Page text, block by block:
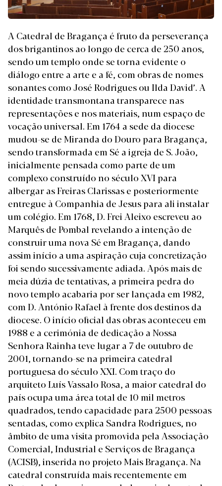
A Catedral de Bragança é fruto da perseverança
dos brigantinos ao longo de cerca de 250 anos,
sendo um templo onde se torna evidente o
diálogo entre a arte e a fé, com obras de nomes
sonantes como José Rodrigues ou Ilda David’. A
identidade transmontana transparece nas
representações e nos materiais, num espaço de
vocação universal. Em 1764 a sede da diocese
mudou-se de Miranda do Douro para Bragança,
sendo transformada em Sé a igreja de S. João,
inicialmente pensada como parte de um
complexo construído no século XVI para
albergar as Freiras Clarissas e posteriormente
entregue à Companhia de Jesus para ali instalar
um colégio. Em 1768, D. Frei Aleixo escreveu ao
Marquês de Pombal revelando a intenção de
construir uma nova Sé em Bragança, dando
assim início a uma aspiração cuja concretização
foi sendo sucessivamente adiada. Após mais de
meia dúzia de tentativas, a primeira pedra do
novo templo acabaria por ser lançada em 1982,
com D. António Rafael à frente dos destinos da
diocese. O início oficial das obras aconteceu em
1988 e a cerimónia de dedicação a Nossa
Senhora Rainha teve lugar a 7 de outubro de
2001, tornando-se na primeira catedral
portuguesa do século XXI. Com traço do
arquiteto Luís Vassalo Rosa, a maior catedral do
país ocupa uma área total de 10 mil metros
quadrados, tendo capacidade para 2500 pessoas
sentadas, como explica Sandra Rodrigues, no
âmbito de uma visita promovida pela Associação
Comercial, Industrial e Serviços de Bragança
(ACISB), inserida no projeto Mais Bragança. Na
catedral construída mais recentemente em